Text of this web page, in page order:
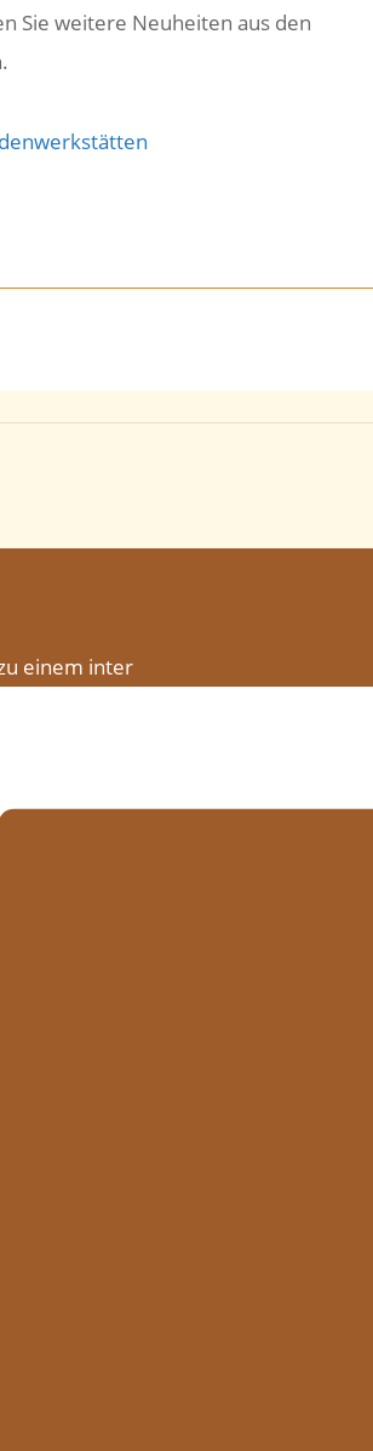
Sie weitere Neuheiten aus den
einem inter